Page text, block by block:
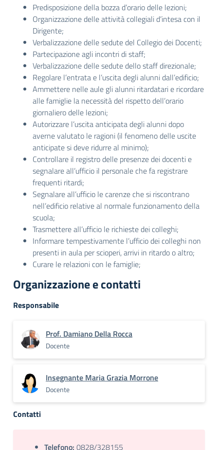
Predisposizione della bozza d’orario delle lezioni;
Organizzazione delle attività collegiali d’intesa con il
Dirigente;
Verbalizzazione delle sedute del Collegio dei Docenti;
Partecipazione agli incontri di staff;
Verbalizzazione delle sedute dello staff direzionale;
Regolare l’entrata e l’uscita degli alunni dall’edificio;
Ammettere nelle aule gli alunni ritardatari e ricordare
alle famiglie la necessità del rispetto dell’orario
giornaliero delle lezioni;
Autorizzare l’uscita anticipata degli alunni dopo
averne valutato le ragioni (il fenomeno delle uscite
anticipate si deve ridurre al minimo);
Controllare il registro delle presenze dei docenti e
segnalare all’ufficio il personale che fa registrare
frequenti ritardi;
Segnalare all’ufficio le carenze che si riscontrano
nell’edificio relative al normale funzionamento della
scuola;
Trasmettere all’ufficio le richieste dei colleghi;
Informare tempestivamente l’ufficio dei colleghi non
presenti in aula per scioperi, arrivi in ritardo o altro;
Curare le relazioni con le famiglie;
Organizzazione e contatti
Responsabile
Prof. Damiano Della Rocca
Docente
Insegnante Maria Grazia Morrone
Docente
Contatti
Telefono: 0828/328155